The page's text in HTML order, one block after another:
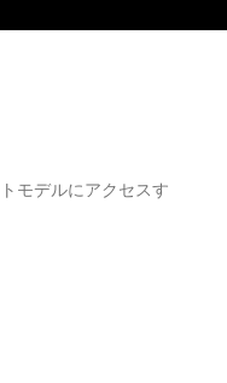
モデルにアクセスす